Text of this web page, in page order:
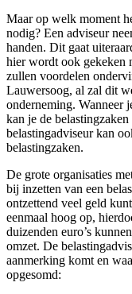
Maar op welk moment
nodig? Een adviseur
handen. Dit gaat
hier wordt ook gekeken
zullen voordelen
Lauwersoog, al zal dit
onderneming. Wanneer
kan je de
belastingadviseur kan
belastingzaken.
De grote organisaties
bij inzetten van een
ontzettend veel geld
eenmaal hoog op,
duizenden euro’s
omzet. De
aanmerking komt en
opgesomd: